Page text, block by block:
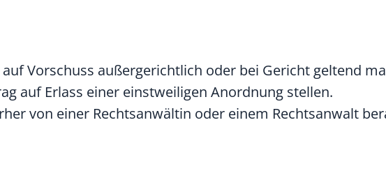
Vorschuss außergerichtlich oder bei Gericht geltend
auf Erlass einer einstweiligen Anordnung stellen.
von einer Rechtsanwältin oder einem Rechtsanwalt